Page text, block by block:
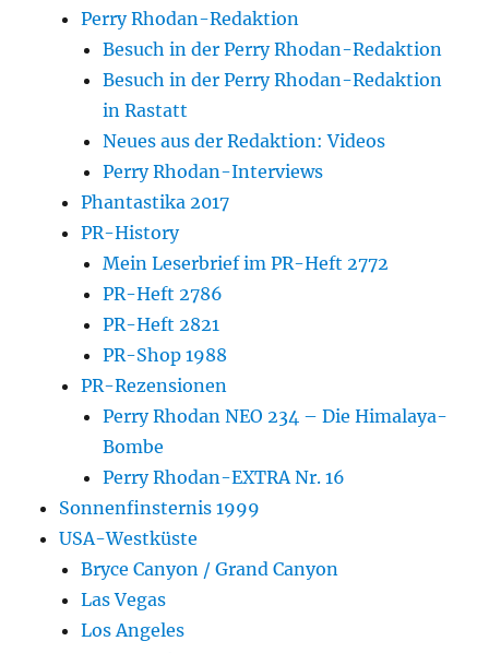
Perry Rhodan-Redaktion
Besuch in der Perry Rhodan-Redaktion
Besuch in der Perry Rhodan-Redaktion
in Rastatt
Neues aus der Redaktion: Videos
Perry Rhodan-Interviews
Phantastika 2017
PR-History
Mein Leserbrief im PR-Heft 2772
PR-Heft 2786
PR-Heft 2821
PR-Shop 1988
PR-Rezensionen
Perry Rhodan NEO 234 – Die Himalaya-
Bombe
Perry Rhodan-EXTRA Nr. 16
Sonnenfinsternis 1999
USA-Westküste
Bryce Canyon / Grand Canyon
Las Vegas
Los Angeles